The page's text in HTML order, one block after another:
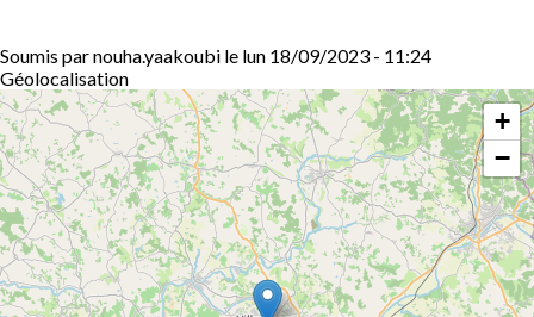
Soumis parnouha.yaakoubi le lun 18/09/2023 - 11:24
Géolocalisation
+
−